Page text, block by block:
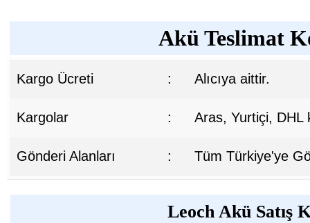
Akü Teslimat
Kargo Ücreti : Alıcıya aittir.
Kargolar : Aras, Yurtiçi, DHL
Gönderi Alanları : Tüm Türkiye'ye
Leoch Akü Satış